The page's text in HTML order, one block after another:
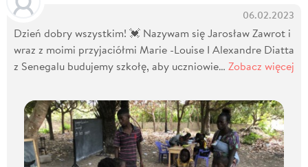
06.02.2023
Dzień dobry wszystkim! 💓 Nazywam się Jarosław Zawrot i
wraz z moimi przyjaciółmi Marie -Louise I Alexandre Diatta
z Senegalu budujemy szkołę, aby uczniowie… Zobacz więcej